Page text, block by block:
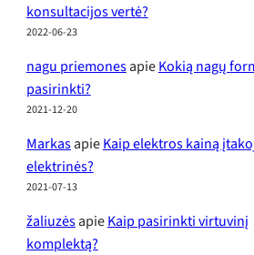
konsultacijos vertė?
2022-06-23
nagu priemonesapieKokią nagų
pasirinkti?
2021-12-20
MarkasapieKaip elektros kainą
elektrinės?
2021-07-13
žaliuzėsapieKaip pasirinkti virtuvinį
komplektą?